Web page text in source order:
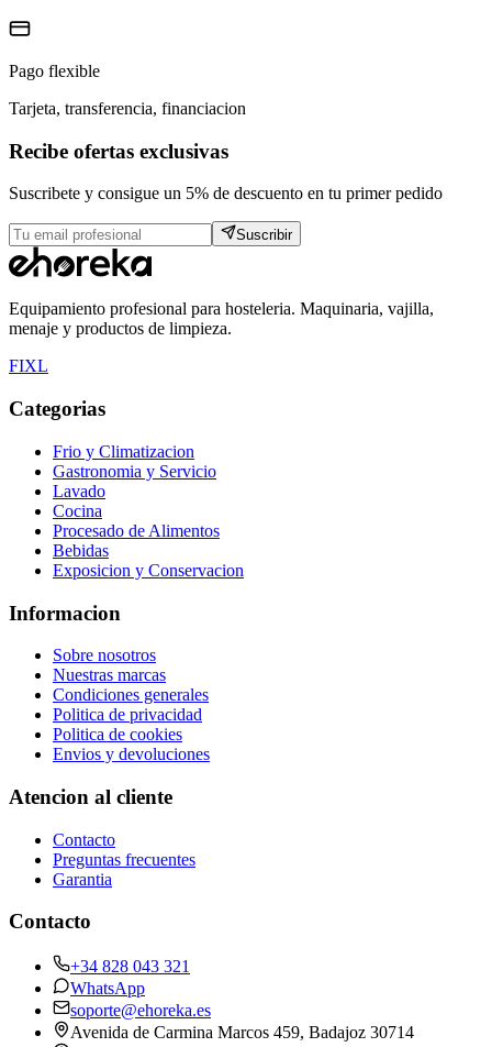
Pago flexible
Tarjeta, transferencia, financiacion
Recibe ofertas exclusivas
Suscribete y consigue un 5% de descuento en tu primer pedido
Suscribir
Equipamiento profesional para hosteleria. Maquinaria, vajilla,
menaje y productos de limpieza.
FIXL
Categorias
Frio y Climatizacion
Gastronomia y Servicio
Lavado
Cocina
Procesado de Alimentos
Bebidas
Exposicion y Conservacion
Informacion
Sobre nosotros
Nuestras marcas
Condiciones generales
Politica de privacidad
Politica de cookies
Envios y devoluciones
Atencion al cliente
Contacto
Preguntas frecuentes
Garantia
Contacto
+34 828 043 321
WhatsApp
soporte@ehoreka.es
Avenida de Carmina Marcos 459, Badajoz 30714